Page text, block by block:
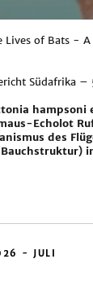
Lives of Bats -
Südafrika
hampsoni
Echolot
des
- JULI